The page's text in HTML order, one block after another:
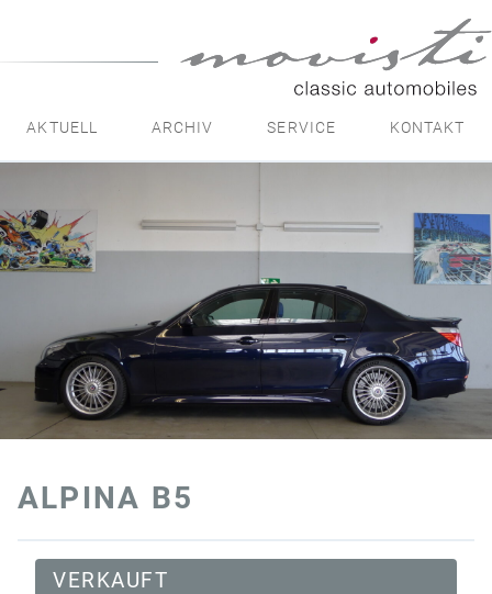
automobiles
AKTUELL ARCHIV SERVICE KONTAKT
ALPINA B5
VERKAUFT